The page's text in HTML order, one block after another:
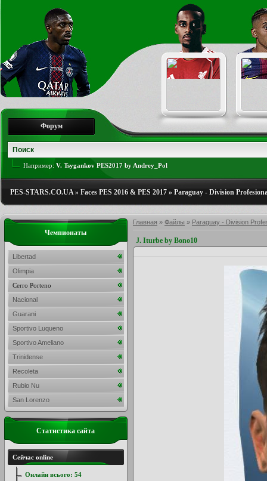
Форум
Например: V. Tsygankov PES2017 by Andrey_Pol
PES-STARS.CO.UA» Faces PES 2016 & PES 2017 » Paraguay - Division
Главная » Файлы » Paraguay - Division
J. Iturbe by Bono10
Чемпионаты
Libertad
Olimpia
Cerro Porteno
Nacional
Guarani
Sportivo Luqueno
Sportivo Ameliano
Trinidense
Recoleta
Rubio Nu
San Lorenzo
Статистика сайта
Сейчас online
Онлайн всього: 54